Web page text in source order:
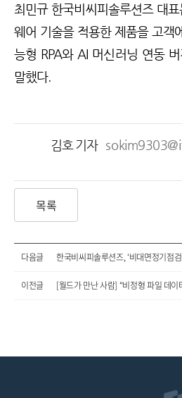
최민규 한국비씨피솔루션즈 대
웨어 기술을 적용한 제품을 고객
능형 RPA와 AI 머신러닝 연동
말했다.
김호 기자
목록
다음글 한국비씨피솔루션즈, ‘비대면정기점
이전글